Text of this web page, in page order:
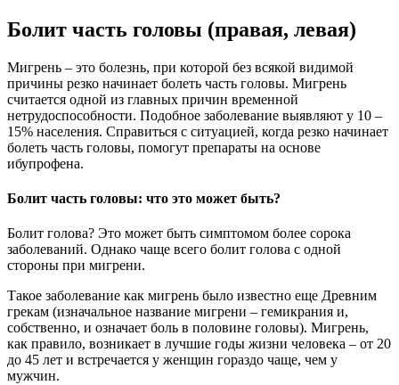
Болит часть головы (правая, левая)
Мигрень – это болезнь, при которой без всякой видимой
причины резко начинает болеть часть головы. Мигрень
считается одной из главных причин временной
нетрудоспособности. Подобное заболевание выявляют у 10 –
15% населения. Справиться с ситуацией, когда резко начинает
болеть часть головы, помогут препараты на основе
ибупрофена.
Болит часть головы: что это может быть?
Болит голова? Это может быть симптомом более сорока
заболеваний. Однако чаще всего болит голова с одной
стороны при мигрени.
Такое заболевание как мигрень было известно еще Древним
грекам (изначальное название мигрени – гемикрания и,
собственно, и означает боль в половине головы). Мигрень,
как правило, возникает в лучшие годы жизни человека – от 20
до 45 лет и встречается у женщин гораздо чаще, чем у
мужчин.